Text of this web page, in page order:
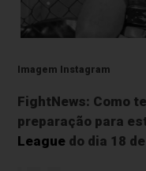
Imagem Instagram
FightNews: Como
preparação para
League do dia 18